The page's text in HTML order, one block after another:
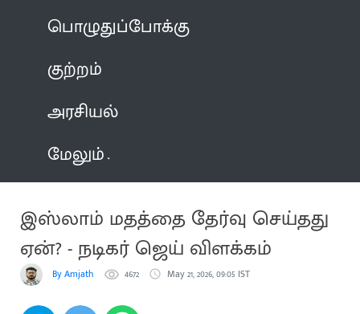
பொழுதுப்போக்கு
குற்றம்
அரசியல்
மேலும்
இஸ்லாம் மதத்தை தேர்வு செய்தது
ஏன்? - நடிகர் ஜெய் விளக்கம்
By Amjath 4672 May 21, 2026, 09:05 IST